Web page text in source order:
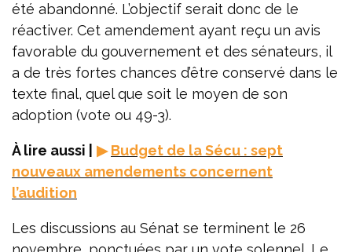
été abandonné. L’objectif serait donc de le
réactiver. Cet amendement ayant reçu un avis
favorable du gouvernement et des sénateurs, il
a de très fortes chances d’être conservé dans le
texte final, quel que soit le moyen de son
adoption (vote ou 49-3).
À lire aussi | ▶Budget de la Sécu : sept
nouveaux amendements concernent
l’audition
Les discussions au Sénat se terminent le 26